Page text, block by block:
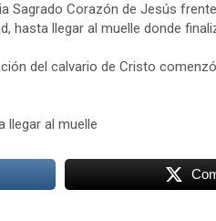
Sagrado Corazón de Jesús
hasta llegar al muelle donde
del calvario de Cristo
llegar al muelle